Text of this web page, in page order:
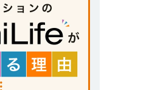
トリーについて🌸】
まる学生さんにオス
です✨
かけて、新築予定の